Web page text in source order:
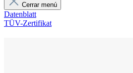
Cerrar menú
Datenblatt
TÜV-Zertifikat